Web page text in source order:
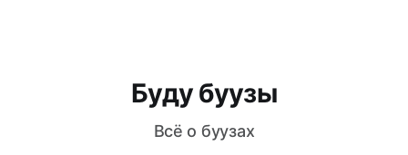
Буду буузы
Всё о буузах